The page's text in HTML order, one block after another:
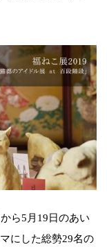
ら5月19日のあい
にした総勢29名の